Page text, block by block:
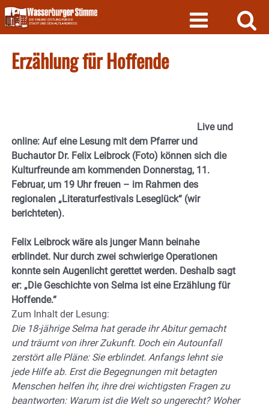
Skip
to
content
Erzählung für Hoffende
Live und
online: Auf eine Lesung mit dem Pfarrer und
Buchautor Dr. Felix Leibrock (Foto) können sich die
Kulturfreunde am kommenden Donnerstag, 11.
Februar, um 19 Uhr freuen – im Rahmen des
regionalen „Literaturfestivals Leseglück“ (wir
berichteten).
Felix Leibrock wäre als junger Mann beinahe
erblindet. Nur durch zwei schwierige Operationen
konnte sein Augenlicht gerettet werden. Deshalb sagt
er: „Die Geschichte von Selma ist eine Erzählung für
Hoffende.“
Zum Inhalt der Lesung:
Die 18-jährige Selma hat gerade ihr Abitur gemacht
und träumt von ihrer Zukunft. Doch ein Autounfall
zerstört alle Pläne: Sie erblindet. Anfangs lehnt sie
jede Hilfe ab. Erst die Begegnungen mit betagten
Menschen helfen ihr, ihre drei wichtigsten Fragen zu
beantworten: Warum ist die Welt so ungerecht? Woher